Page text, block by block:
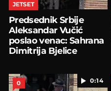
JETSET
Predsednik Srbije
Aleksandar Vučić
poslao venac: Sahrana
Dimitrija Bjelice
0:14
0